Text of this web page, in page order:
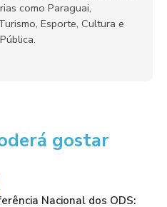
como Paraguai,
Esporte, Cultura e
gostar
Nacional dos ODS: